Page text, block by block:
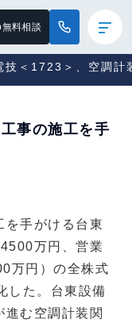
料相談
技＜1723＞、空調計
事の施工を手
を手がける台東
万円、営業
万円）の全株式
した。台東設備
進む空調計装関